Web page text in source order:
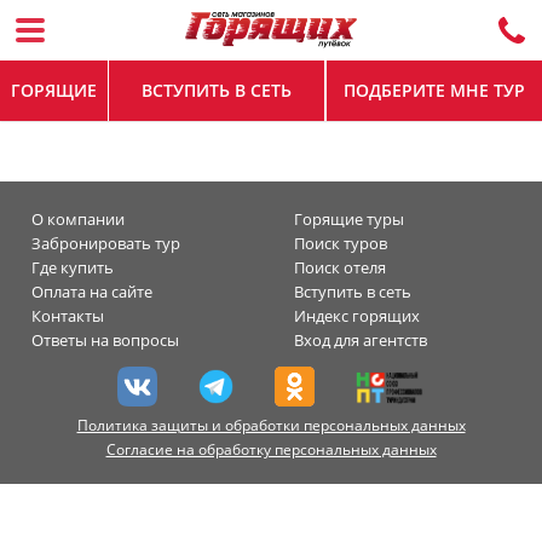
ГОРЯЩИЕ ВСТУПИТЬ В СЕТЬ ПОДБЕРИТЕ МНЕ ТУР
О компании
Горящие туры
Забронировать тур
Поиск туров
Где купить
Поиск отеля
Оплата на сайте
Вступить в сеть
Контакты
Индекс горящих
Ответы на вопросы
Вход для агентств
Политика защиты и обработки персональных данных
Согласие на обработку персональных данных